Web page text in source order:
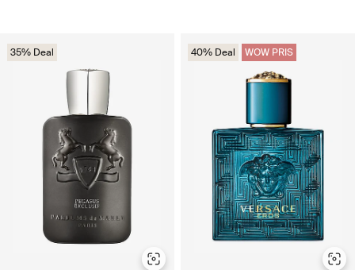
35% Deal 40% Deal WOW PRIS